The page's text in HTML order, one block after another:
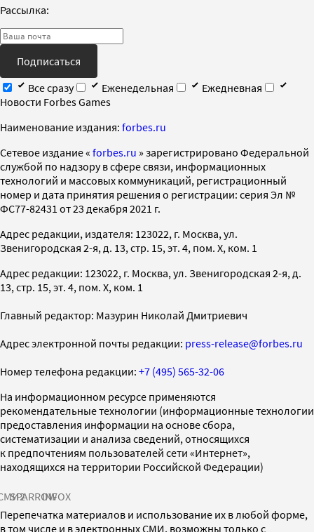
Рассылка:
Подписаться
Все сразу
Еженедельная
Ежедневная
Новости Forbes Games
Наименование издания: forbes.ru
Cетевое издание « forbes.ru » зарегистрировано Федеральной
службой по надзору в сфере связи, информационных
технологий и массовых коммуникаций, регистрационный
номер и дата принятия решения о регистрации: серия Эл №
ФС77-82431 от 23 декабря 2021 г.
Адрес редакции, издателя: 123022, г. Москва, ул.
Звенигородская 2-я, д. 13, стр. 15, эт. 4, пом. X, ком. 1
Адрес редакции: 123022, г. Москва, ул. Звенигородская 2-я, д.
13, стр. 15, эт. 4, пом. X, ком. 1
Главный редактор: Мазурин Николай Дмитриевич
Адрес электронной почты редакции: press-release@forbes.ru
Номер телефона редакции: +7 (495) 565-32-06
На информационном ресурсе применяются
рекомендательные технологии (информационные технологии
предоставления информации на основе сбора,
систематизации и анализа сведений, относящихся
к предпочтениям пользователей сети «Интернет»,
находящихся на территории Российской Федерации)
SPARROWINFOX
Перепечатка материалов и использование их в любой форме,
в том числе и в электронных СМИ, возможны только с